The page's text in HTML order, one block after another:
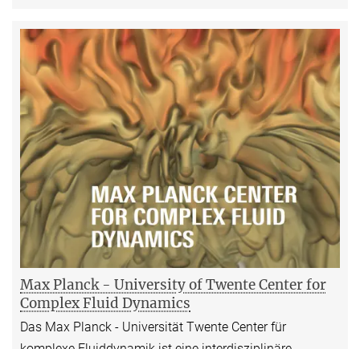
Max Planck - University of Twente Center for
Complex Fluid Dynamics
Das Max Planck - Universität Twente Center für